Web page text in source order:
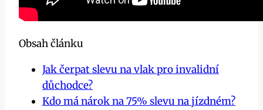
Obsah článku
Jak čerpat slevu na vlak pro invalidní
důchodce?
Kdo má nárok na 75% slevu na jízdném?